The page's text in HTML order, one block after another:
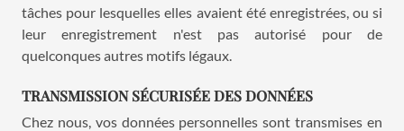
tâches pour lesquelles elles avaient été enregistrées, ou si
leur enregistrement n'est pas autorisé pour de
quelconques autres motifs légaux.
TRANSMISSION SÉCURISÉE DES DONNÉES
Chez nous, vos données personnelles sont transmises en